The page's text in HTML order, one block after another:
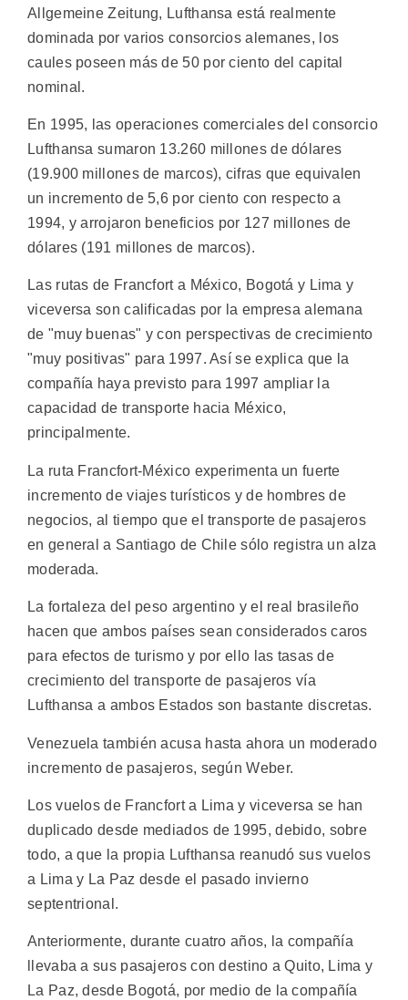
Allgemeine Zeitung, Lufthansa está realmente
dominada por varios consorcios alemanes, los
caules poseen más de 50 por ciento del capital
nominal.
En 1995, las operaciones comerciales del consorcio
Lufthansa sumaron 13.260 millones de dólares
(19.900 millones de marcos), cifras que equivalen
un incremento de 5,6 por ciento con respecto a
1994, y arrojaron beneficios por 127 millones de
dólares (191 millones de marcos).
Las rutas de Francfort a México, Bogotá y Lima y
viceversa son calificadas por la empresa alemana
de "muy buenas" y con perspectivas de crecimiento
"muy positivas" para 1997. Así se explica que la
compañía haya previsto para 1997 ampliar la
capacidad de transporte hacia México,
principalmente.
La ruta Francfort-México experimenta un fuerte
incremento de viajes turísticos y de hombres de
negocios, al tiempo que el transporte de pasajeros
en general a Santiago de Chile sólo registra un alza
moderada.
La fortaleza del peso argentino y el real brasileño
hacen que ambos países sean considerados caros
para efectos de turismo y por ello las tasas de
crecimiento del transporte de pasajeros vía
Lufthansa a ambos Estados son bastante discretas.
Venezuela también acusa hasta ahora un moderado
incremento de pasajeros, según Weber.
Los vuelos de Francfort a Lima y viceversa se han
duplicado desde mediados de 1995, debido, sobre
todo, a que la propia Lufthansa reanudó sus vuelos
a Lima y La Paz desde el pasado invierno
septentrional.
Anteriormente, durante cuatro años, la compañía
llevaba a sus pasajeros con destino a Quito, Lima y
La Paz, desde Bogotá, por medio de la compañía